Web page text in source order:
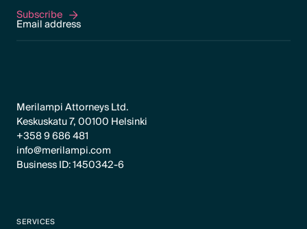
Subscribe
Subscribe
Merilampi Attorneys Ltd.
Keskuskatu 7, 00100 Helsinki
+358 9 686 481
info@merilampi.com
Business ID: 1450342-6
SERVICES